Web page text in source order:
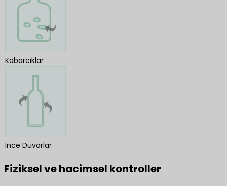
Kabarcıklar
İnce Duvarlar
Fiziksel ve hacimsel kontroller